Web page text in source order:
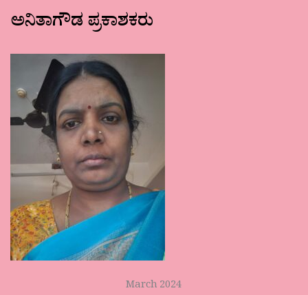
ಅನಿತಾಗೌಡ ಪ್ರಕಾಶಕರು
March 2024